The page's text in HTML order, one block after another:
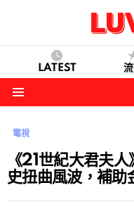
LATEST
電視
《21世紀大君夫
史扭曲風波，補助